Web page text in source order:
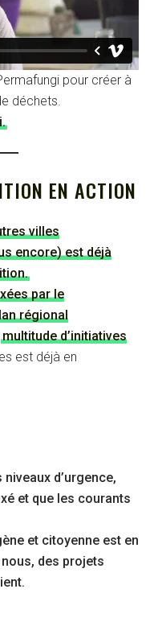
pour créer à
déchets.
EN ACTION
villes
encore) est déjà
par le
régional
multitude d’initiatives
est déjà en
d’urgence,
et que les courants
et citoyenne est en
des projets